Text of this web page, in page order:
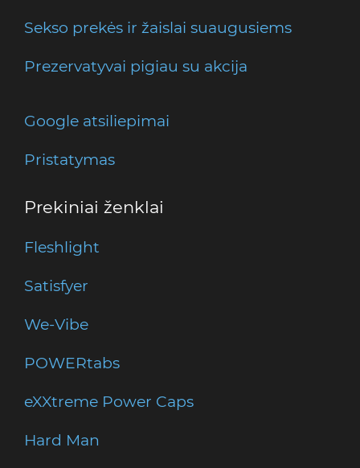
Sekso prekės ir žaislai suaugusiems
Prezervatyvai pigiau su akcija
Google atsiliepimai
Pristatymas
Prekiniai ženklai
Fleshlight
Satisfyer
We-Vibe
POWERtabs
eXXtreme Power Caps
Hard Man